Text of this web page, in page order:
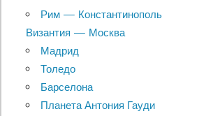
Рим — Константинополь
Византия — Москва
Мадрид
Толедо
Барселона
Планета Антония Гауди